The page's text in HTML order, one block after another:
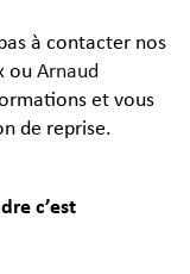
à contacter nos
ou Arnaud
et vous
de reprise.
c’est